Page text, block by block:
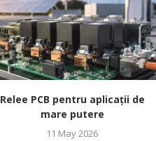
Relee PCB pentru aplicații de
mare putere
11 May 2026